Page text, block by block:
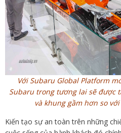
Với Subaru Global Platform
Subaru trong tương lai sẽ được
và khung gầm hơn so
Kiến tạo sự an toàn trên những